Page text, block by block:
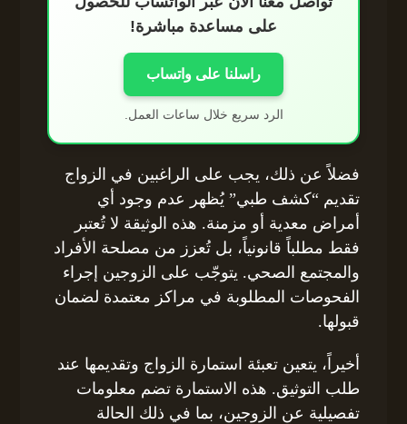
على مساعدة مباشرة!
راسلنا على واتساب
الرد سريع خلال ساعات العمل.
فضلاً عن ذلك، يجب على الراغبين في الزواج
تقديم “كشف طبي” يُظهر عدم وجود أي
أمراض معدية أو مزمنة. هذه الوثيقة لا تُعتبر
فقط مطلباً قانونياً، بل تُعزز من مصلحة الأفراد
والمجتمع الصحي. يتوجّب على الزوجين إجراء
الفحوصات المطلوبة في مراكز معتمدة لضمان
قبولها.
أخيراً، يتعين تعبئة استمارة الزواج وتقديمها عند
طلب التوثيق. هذه الاستمارة تضم معلومات
تفصيلية عن الزوجين، بما في ذلك الحالة